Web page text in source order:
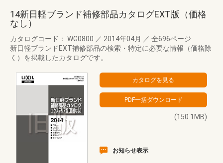
14新日軽ブランド補修部品カタログEXT版（価格
なし）
カタログコード： WG0800 ／ 2014年04月 ／ 全696ページ
新日軽ブランドEXT補修部品の検索・特定に必要な情報（価格除
く）を掲載したカタログです。
(150.1MB)
お知らせ表示